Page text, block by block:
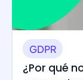
GDPR
¿Por qué